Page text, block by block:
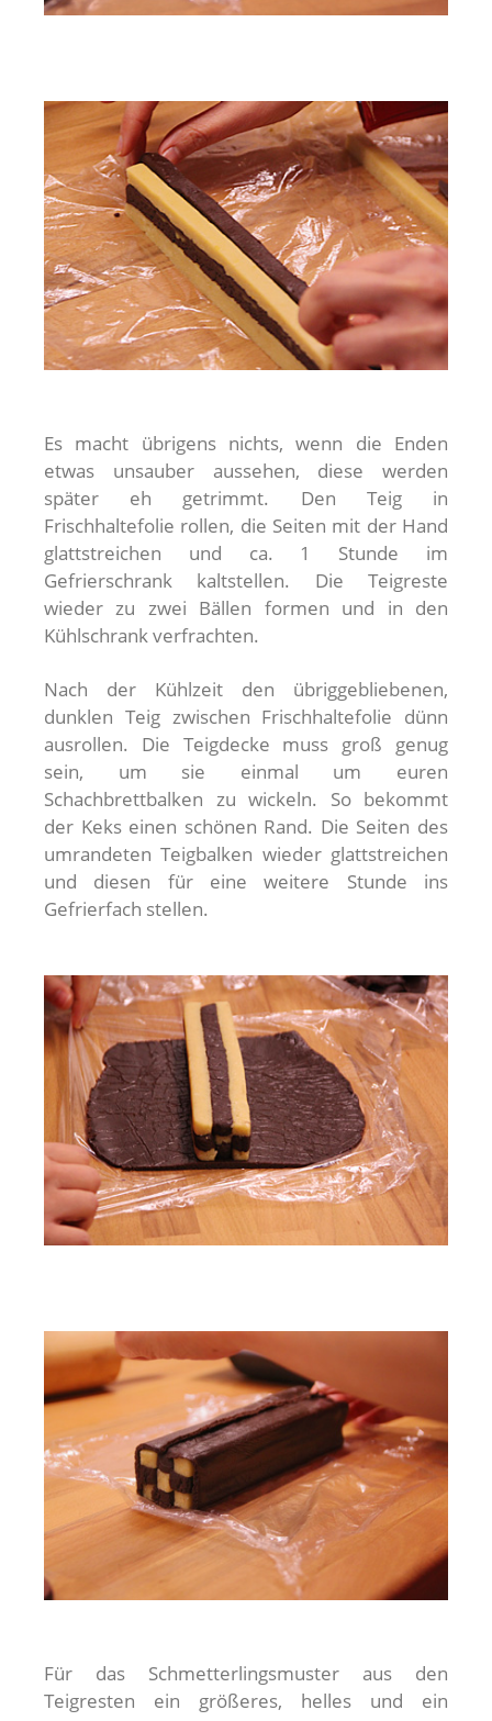
Es macht übrigens nichts, wenn die Enden
etwas unsauber aussehen, diese werden
später eh getrimmt. Den Teig in
Frischhaltefolie rollen, die Seiten mit der Hand
glattstreichen und ca. 1 Stunde im
Gefrierschrank kaltstellen. Die Teigreste
wieder zu zwei Bällen formen und in den
Kühlschrank verfrachten.
Nach der Kühlzeit den übriggebliebenen,
dunklen Teig zwischen Frischhaltefolie dünn
ausrollen. Die Teigdecke muss groß genug
sein, um sie einmal um euren
Schachbrettbalken zu wickeln. So bekommt
der Keks einen schönen Rand. Die Seiten des
umrandeten Teigbalken wieder glattstreichen
und diesen für eine weitere Stunde ins
Gefrierfach stellen.
Für das Schmetterlingsmuster aus den
Teigresten ein größeres, helles und ein